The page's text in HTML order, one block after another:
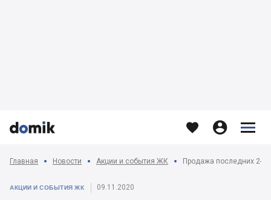


   


Главная Новости Акции и события ЖК Продажа последних 2-
АКЦИИ И СОБЫТИЯ ЖК 09.11.2020